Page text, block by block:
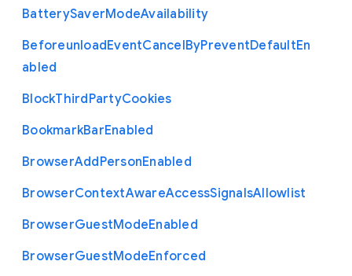
BatterySaverModeAvailability
BeforeunloadEventCancelByPreventDefaultEn
abled
BlockThirdPartyCookies
BookmarkBarEnabled
BrowserAddPersonEnabled
BrowserContextAwareAccessSignalsAllowlist
BrowserGuestModeEnabled
BrowserGuestModeEnforced